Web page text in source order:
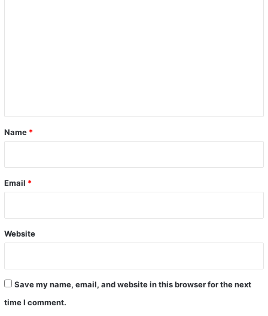
*
Name *
Email *
Website
Save my name, email, and website in this browser for the next
time I comment.